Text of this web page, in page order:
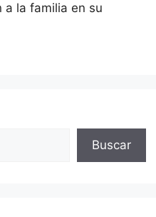
a la familia en su
Buscar